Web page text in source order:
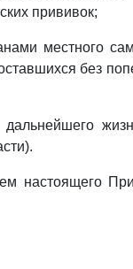
прививок;
местного
без
настоящего